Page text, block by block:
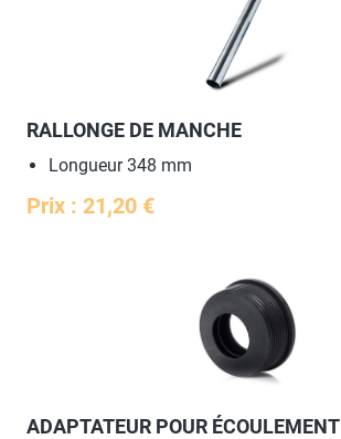
RALLONGE DE MANCHE
Longueur 348 mm
Prix : 21,20 €
ADAPTATEUR POUR ÉCOULEMENT